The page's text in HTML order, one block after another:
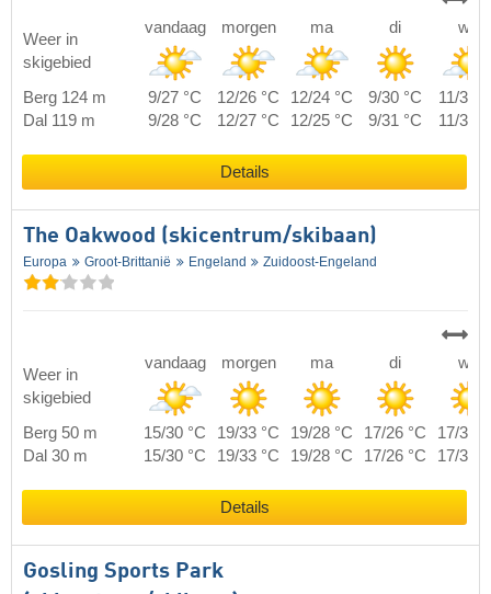
Weer in
skigebied
vandaag morgen ma di wo
Berg 124 m 9/27 °C 12/26 °C 12/24 °C 9/30 °C
11/33
Dal 119 m
9/28 °C 12/27 °C 12/25 °C 9/31 °C 11/34
Details
The Oakwood (skicentrum/skibaan)
Europa Groot-Brittanië Engeland Zuidoost-Engeland
Weer in
skigebied
vandaag morgen ma di wo
Berg 50 m 15/30 °C 19/33 °C 19/28 °C 17/26 °C
17/30
Dal 30 m
15/30 °C 19/33 °C 19/28 °C 17/26 °C 17/30
Details
Gosling Sports Park